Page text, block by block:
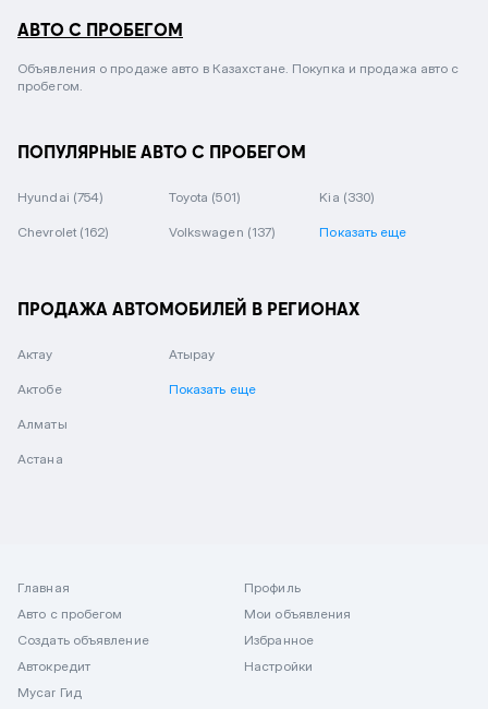
АВТО С ПРОБЕГОМ
Объявления о продаже авто в Казахстане. Покупка и продажа авто с
пробегом.
ПОПУЛЯРНЫЕ АВТО С ПРОБЕГОМ
Hyundai (754) Toyota (501) Kia (330)
Chevrolet (162) Volkswagen (137) Показать еще
ПРОДАЖА АВТОМОБИЛЕЙ В РЕГИОНАХ
Актау
Актобе
Алматы
Астана
Атырау
Показать еще
Главная
Авто с пробегом
Создать объявление
Автокредит
Mycar Гид
Профиль
Мои объявления
Избранное
Настройки